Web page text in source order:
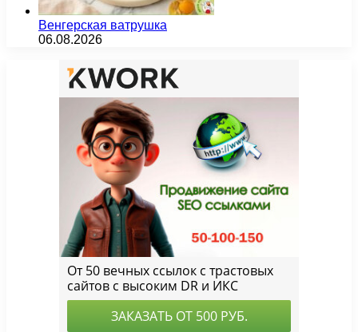
Венгерская ватрушка
06.08.2026